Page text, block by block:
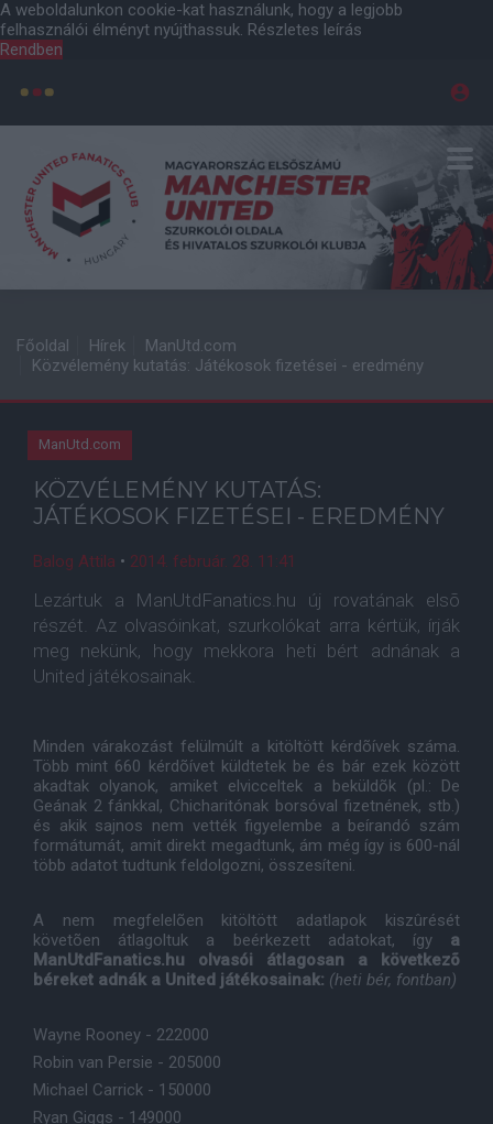
A weboldalunkon cookie-kat használunk, hogy a legjobb
felhasználói élményt nyújthassuk. Részletes leírás
Rendben
Főoldal Hírek
ManUtd.com
Közvélemény kutatás: Játékosok fizetései - eredmény
ManUtd.com
KÖZVÉLEMÉNY KUTATÁS:
JÁTÉKOSOK FIZETÉSEI - EREDMÉNY
Balog Attila • 2014. február. 28. 11:41
Lezártuk a ManUtdFanatics.hu új rovatának elsõ
részét. Az olvasóinkat, szurkolókat arra kértük, írják
meg nekünk, hogy mekkora heti bért adnának a
United játékosainak.
Minden várakozást felülmúlt a kitöltött kérdõívek száma.
Több mint 660 kérdõívet küldtetek be és bár ezek között
akadtak olyanok, amiket elvicceltek a beküldõk (pl.: De
Geának 2 fánkkal, Chicharitónak borsóval fizetnének, stb.)
és akik sajnos nem vették figyelembe a beírandó szám
formátumát, amit direkt megadtunk, ám még így is 600-nál
több adatot tudtunk feldolgozni, összesíteni.
A nem megfelelõen kitöltött adatlapok kiszûrését
követõen átlagoltuk a beérkezett adatokat, így a
ManUtdFanatics.hu olvasói átlagosan a következõ
béreket adnák a United játékosainak: (heti bér, fontban)
Wayne Rooney - 222000
Robin van Persie - 205000
Michael Carrick - 150000
Ryan Giggs - 149000